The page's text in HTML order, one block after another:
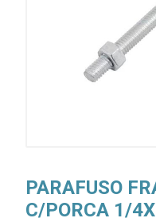
PARAFUSO
C/PORCA 1/